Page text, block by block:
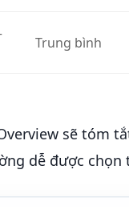
Trung bình
sẽ tóm
dễ được